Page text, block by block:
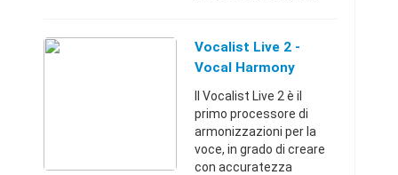
instrumentalists .. *
Music (For th ...
Vocalist Live 2 -
Vocal Harmony
Processore A Pedale
-digitech
Il Vocalist Live 2 è il
primo processore di
armonizzazioni per la
voce, in grado di creare
con accuratezza